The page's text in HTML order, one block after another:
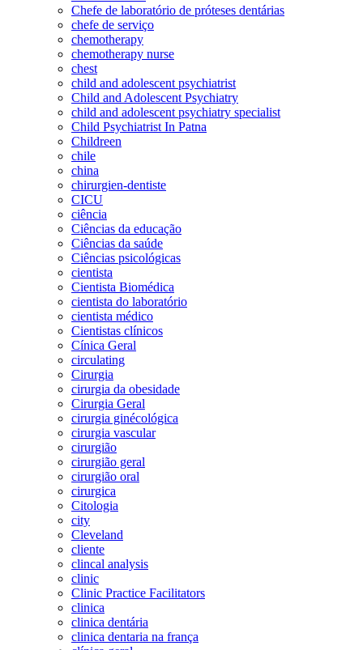
Chefe de laboratório de próteses dentárias
chefe de serviço
chemotherapy
chemotherapy nurse
chest
child and adolescent psychiatrist
Child and Adolescent Psychiatry
child and adolescent psychiatry specialist
Child Psychiatrist In Patna
Childreen
chile
china
chirurgien-dentiste
CICU
ciência
Ciências da educação
Ciências da saúde
Ciências psicológicas
cientista
Cientista Biomédica
cientista do laboratório
cientista médico
Cientistas clínicos
Cínica Geral
circulating
Cirurgia
cirurgia da obesidade
Cirurgia Geral
cirurgia ginécológica
cirurgia vascular
cirurgião
cirurgião geral
cirurgião oral
cirurgica
Citologia
city
Cleveland
cliente
clincal analysis
clinic
Clinic Practice Facilitators
clinica
clinica dentária
clinica dentaria na frança